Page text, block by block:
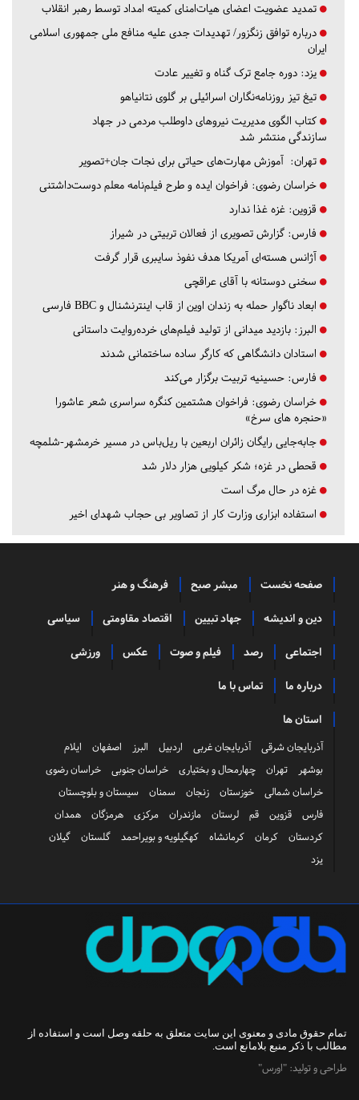
تمدید عضویت اعضای هیات‌امنای کمیته امداد توسط رهبر انقلاب
درباره توافق زنگزور/ تهدیدات جدی علیه منافع ملی جمهوری اسلامی
ایران
یزد: دوره جامع ترک گناه و تغییر عادت
تیغ تیز روزنامه‌نگاران اسرائیلی بر گلوی نتانیاهو
کتاب الگوی مدیریت نیروهای داوطلب مردمی در جهاد
سازندگی منتشر شد
تهران: آموزش مهارت‌های حیاتی برای نجات جان+تصویر
خراسان رضوی: فراخوان ایده و طرح فیلم‌نامه معلم دوست‌داشتنی
قزوین: غزه غذا ندارد
فارس: گزارش تصویری از فعالان تربیتی در شیراز
آژانس هسته‌ای آمریکا هدف نفوذ سایبری قرار گرفت
سخنی دوستانه با آقای عراقچی
ابعاد ناگوار حمله به زندان اوین از قاب اینترنشنال و BBC فارسی
البرز: بازدید میدانی از تولید فیلم‌های خرده‌روایت داستانی
استادان دانشگاهی که کارگر ساده ساختمانی شدند
فارس: حسینیه تربیت برگزار می‌کند
خراسان رضوی: فراخوان هشتمین کنگره سراسری شعر عاشورا
«حنجره های سرخ»
جابه‌جایی رایگان زائران اربعین با ریل‌باس در مسیر خرمشهر-شلمچه
قحطی در غزه؛ شکر کیلویی هزار دلار شد
غزه در حال مرگ است
استفاده ابزاری وزارت کار از تصاویر بی حجاب شهدای اخیر
صفحه نخست مبشر صبح فرهنگ و هنر
دین و اندیشه جهاد تبیین اقتصاد مقاومتی سیاسی
اجتماعی رصد فیلم و صوت عکس ورزشی
درباره ما تماس با ما
استان ها
آذربایجان شرقی آذربایجان غربی اردبیل البرز اصفهان
ایلام
بوشهر
تهران چهارمحال و بختیاری خراسان جنوبی
خراسان رضوی
خراسان شمالی
خوزستان زنجان سمنان
سیستان و بلوچستان
فارس
قزوین قم لرستان مازندران مرکزی هرمزگان
همدان
کردستان
کرمان کرمانشاه کهگیلویه و بویراحمد گلستان
گیلان
یزد
تمام حقوق مادی و معنوی این سایت متعلق به حلقه وصل است و استفاده از
مطالب با ذکر منبع بلامانع است.
طراحی و تولید: "اورس"